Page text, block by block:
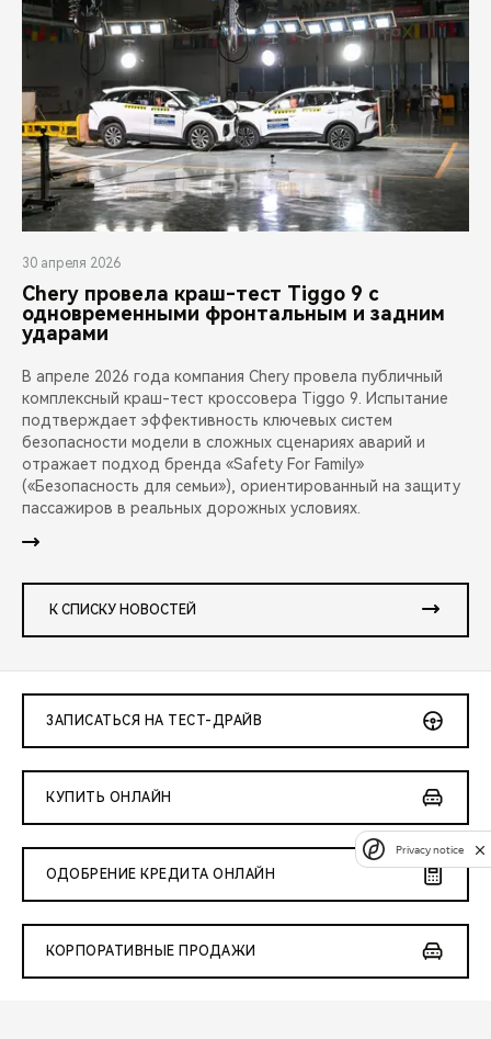
30 апреля 2026
Chery провела краш-тест Tiggo 9 с
одновременными фронтальным и задним
ударами
В апреле 2026 года компания Chery провела публичный
комплексный краш-тест кроссовера Tiggo 9. Испытание
подтверждает эффективность ключевых систем
безопасности модели в сложных сценариях аварий и
отражает подход бренда «Safety For Family»
(«Безопасность для семьи»), ориентированный на защиту
пассажиров в реальных дорожных условиях.
К СПИСКУ НОВОСТЕЙ
ЗАПИСАТЬСЯ НА ТЕСТ-ДРАЙВ
КУПИТЬ ОНЛАЙН
ОДОБРЕНИЕ КРЕДИТА ОНЛАЙН
КОРПОРАТИВНЫЕ ПРОДАЖИ
Privacy notice